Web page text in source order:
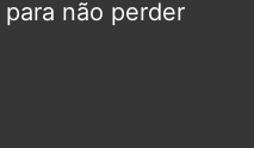
para não perder